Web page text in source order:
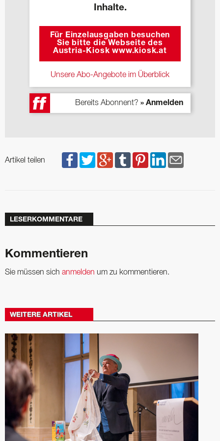
Inhalte.
Für Einzelausgaben besuchen
Sie bitte die Webseite des
Austria-Kiosk www.kiosk.at
Unsere Abo-Angebote im Überblick
Bereits Abonnent? » Anmelden
Artikel teilen
LESERKOMMENTARE
Kommentieren
Sie müssen sich anmelden um zu kommentieren.
WEITERE ARTIKEL